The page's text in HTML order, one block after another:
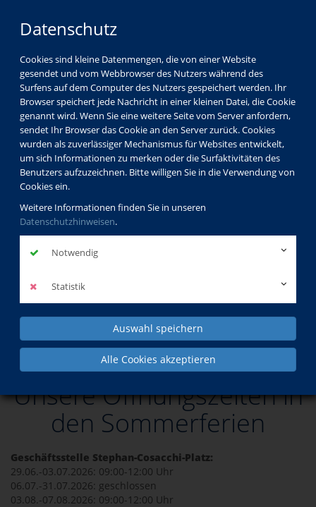
Datenschutz
Cookies sind kleine Datenmengen, die von einer Website
gesendet und vom Webbrowser des Nutzers während des
Surfens auf dem Computer des Nutzers gespeichert werden. Ihr
Browser speichert jede Nachricht in einer kleinen Datei, die Cookie
genannt wird. Wenn Sie eine weitere Seite vom Server anfordern,
sendet Ihr Browser das Cookie an den Server zurück. Cookies
wurden als zuverlässiger Mechanismus für Websites entwickelt,
um sich Informationen zu merken oder die Surfaktivitäten des
Benutzers aufzuzeichnen. Bitte willigen Sie in die Verwendung von
Cookies ein.
Weitere Informationen finden Sie in unseren
Datenschutzhinweisen.
Notwendig
Statistik
Auswahl speichern
Alle Cookies akzeptieren
Unsere Öffnungszeiten in den Sommerferien
Unsere Öffnungszeiten in
den Sommerferien
Geschäftsstelle Stephan-Cosacchi-Platz:
29.06.-03.07.2026: 09:00-12:00 Uhr
06.07.-31.07.2026: geschlossen
03.08.-07.08.2026: 09:00-12:00 Uhr